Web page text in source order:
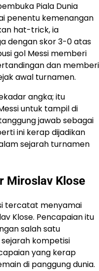
Piala Dunia
penentu kemenangan
hat-trick, ia
dengan skor 3-0 atas
gol Messi memberi
dan memberi
awal turnamen.
angka; itu
untuk tampil di
jawab sebagai
ini kerap dijadikan
sejarah turnamen
Miroslav Klose
tercatat menyamai
Klose. Pencapaian itu
salah satu
kompetisi
yang kerap
di panggung dunia.